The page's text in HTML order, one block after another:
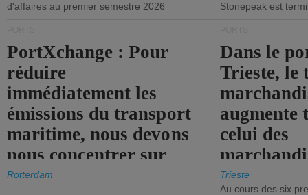
d'affaires au premier semestre 2026
Stonepeak est
PortXchange : Pour
réduire
immédiatement les
émissions du transport
maritime, nous devons
nous concentrer sur
les ports.
Rotterdam
Dans le
Trieste, le
augmente
celui des
diminue.
Trieste
Au cours des six